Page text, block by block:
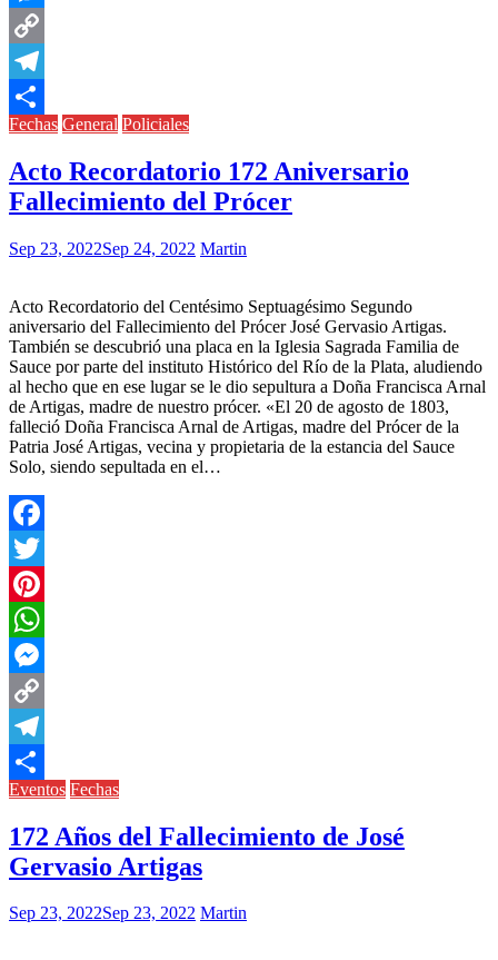
Messenger
Copy
Link
Telegram
Compartir
Fechas General Policiales
Acto Recordatorio 172 Aniversario
Fallecimiento del Prócer
Sep 23, 2022Sep 24, 2022 Martin
Acto Recordatorio del Centésimo Septuagésimo Segundo
aniversario del Fallecimiento del Prócer José Gervasio Artigas.
También se descubrió una placa en la Iglesia Sagrada Familia de
Sauce por parte del instituto Histórico del Río de la Plata, aludiendo
al hecho que en ese lugar se le dio sepultura a Doña Francisca Arnal
de Artigas, madre de nuestro prócer. «El 20 de agosto de 1803,
falleció Doña Francisca Arnal de Artigas, madre del Prócer de la
Patria José Artigas, vecina y propietaria de la estancia del Sauce
Solo, siendo sepultada en el…
Facebook
Twitter
Pinterest
WhatsApp
Messenger
Copy
Link
Telegram
Compartir
Eventos Fechas
172 Años del Fallecimiento de José
Gervasio Artigas
Sep 23, 2022Sep 23, 2022 Martin